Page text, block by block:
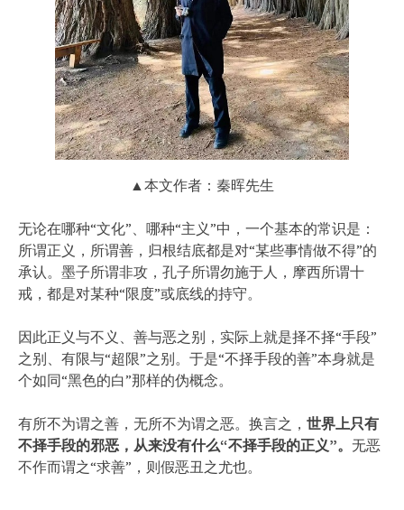
▲本文作者：秦晖先生
无论在哪种“文化”、哪种“主义”中，一个基本的常识是：
所谓正义，所谓善，归根结底都是对“某些事情做不得”的
承认。墨子所谓非攻，孔子所谓勿施于人，摩西所谓十
戒，都是对某种“限度”或底线的持守。
因此正义与不义、善与恶之别，实际上就是择不择“手段”
之别、有限与“超限”之别。于是“不择手段的善”本身就是
个如同“黑色的白”那样的伪概念。
有所不为谓之善，无所不为谓之恶。 换言之， 世界上只有
不择手段的邪恶，从来没有什么“不择手段的正义”。 无恶
不作而谓之“求善”，则假恶丑之尤也。